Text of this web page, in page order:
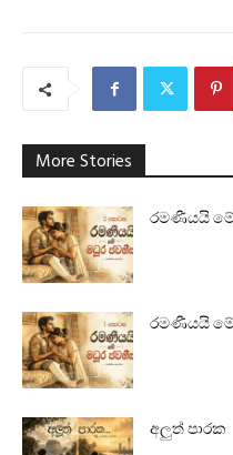
More Stories
රමණීයයි මේ
රමණීයයි මේ
අලුත් පාරක